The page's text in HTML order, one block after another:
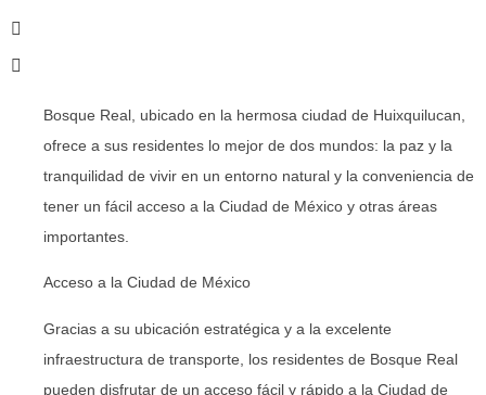
Bosque Real, ubicado en la hermosa ciudad de Huixquilucan,
ofrece a sus residentes lo mejor de dos mundos: la paz y la
tranquilidad de vivir en un entorno natural y la conveniencia de
tener un fácil acceso a la Ciudad de México y otras áreas
importantes.
Acceso a la Ciudad de México
Gracias a su ubicación estratégica y a la excelente
infraestructura de transporte, los residentes de Bosque Real
pueden disfrutar de un acceso fácil y rápido a la Ciudad de